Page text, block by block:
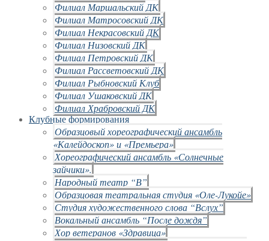
Филиал Маршальский ДК
Филиал Матросовский ДК
Филиал Некрасовский ДК
Филиал Низовский ДК
Филиал Петровский ДК
Филиал Рассветовский ДК
Филиал Рыбновский Клуб
Филиал Ушаковский ДК
Филиал Храбровский ДК
Клубные формирования
Образцовый хореографический ансамбль
«Калейдоскоп» и «Премьера»
Хореографический ансамбль «Солнечные
зайчики».
Народный театр “В”
Образцовая театральная студия «Оле-Лукойе»
Студия художественного слова “Вслух”
Вокальный ансамбль “После дождя”
Хор ветеранов «Здравица»